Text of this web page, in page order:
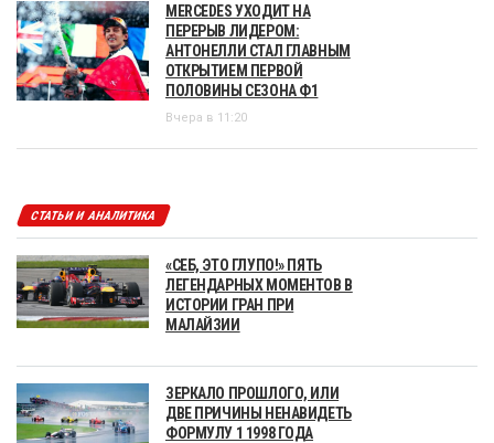
MERCEDES УХОДИТ НА
ПЕРЕРЫВ ЛИДЕРОМ:
АНТОНЕЛЛИ СТАЛ ГЛАВНЫМ
ОТКРЫТИЕМ ПЕРВОЙ
ПОЛОВИНЫ СЕЗОНА Ф1
Вчера в 11:20
СТАТЬИ И АНАЛИТИКА
«СЕБ, ЭТО ГЛУПО!» ПЯТЬ
ЛЕГЕНДАРНЫХ МОМЕНТОВ В
ИСТОРИИ ГРАН ПРИ
МАЛАЙЗИИ
ЗЕРКАЛО ПРОШЛОГО, ИЛИ
ДВЕ ПРИЧИНЫ НЕНАВИДЕТЬ
ФОРМУЛУ 1 1998 ГОДА